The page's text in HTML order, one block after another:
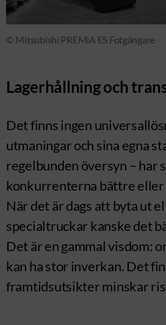
© Mitsubishi PREMiA ES Fotgängare
Lagerhållning och
Det finns ingen
utmaningar och sina egna
regelbunden översyn – har
konkurrenterna bättre eller
När det är dags att byta ut
specialtruckar kanske det
Det är en gammal visdom:
kan ha stor inverkan. Det
framtidsutsikter minskar